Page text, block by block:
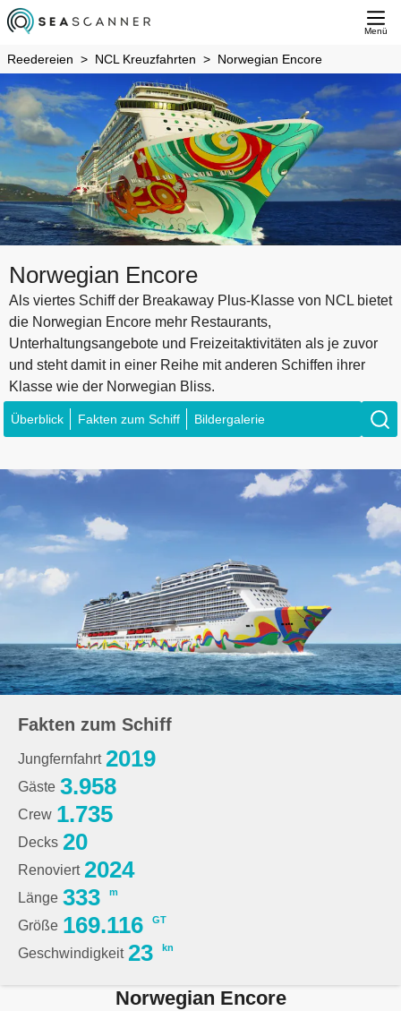
Menü
Reedereien NCL Kreuzfahrten Norwegian Encore
Norwegian Encore
Als viertes Schiff der Breakaway Plus-Klasse von NCL bietet
die Norwegian Encore mehr Restaurants,
Unterhaltungsangebote und Freizeitaktivitäten als je zuvor
und steht damit in einer Reihe mit anderen Schiffen ihrer
Klasse wie der Norwegian Bliss.
Überblick Fakten zum Schiff Bildergalerie
Fakten zum Schiff
Jungfernfahrt 2019
Gäste 3.958
Crew 1.735
Decks 20
Renoviert 2024
Länge 333 m
Größe 169.116 GT
Geschwindigkeit 23 kn
Norwegian Encore